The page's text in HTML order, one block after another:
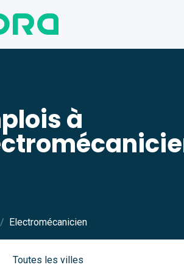
à
Electromécanicien
Toutes les villes